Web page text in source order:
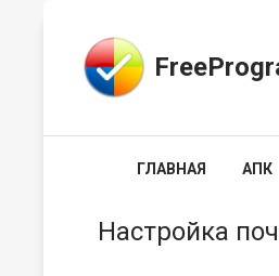
ГЛАВНАЯ АПК
Настройка